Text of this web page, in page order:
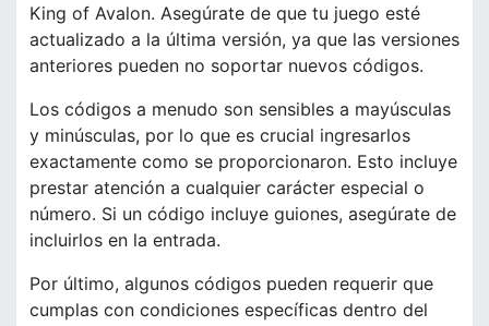
King of Avalon. Asegúrate de que tu juego esté
actualizado a la última versión, ya que las versiones
anteriores pueden no soportar nuevos códigos.
Los códigos a menudo son sensibles a mayúsculas
y minúsculas, por lo que es crucial ingresarlos
exactamente como se proporcionaron. Esto incluye
prestar atención a cualquier carácter especial o
número. Si un código incluye guiones, asegúrate de
incluirlos en la entrada.
Por último, algunos códigos pueden requerir que
cumplas con condiciones específicas dentro del